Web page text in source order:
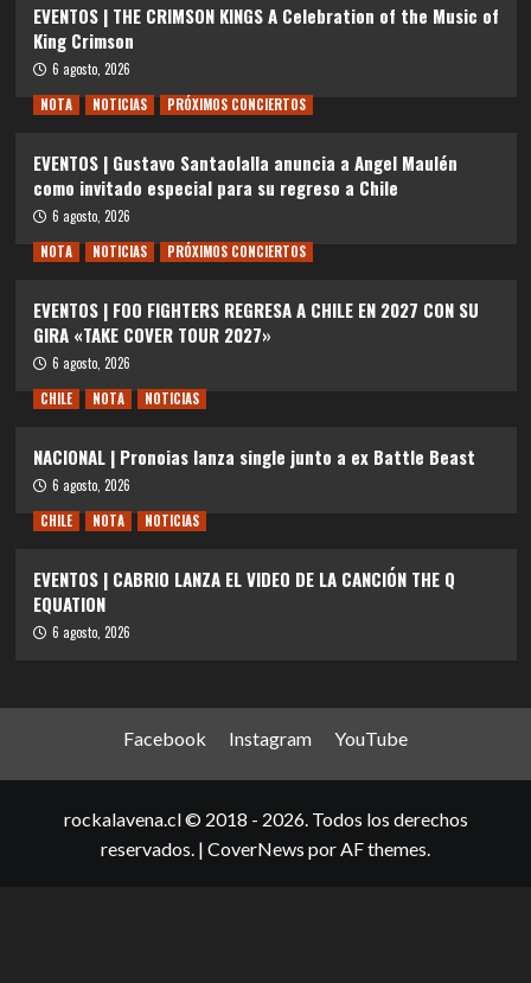
EVENTOS | THE CRIMSON KINGS A Celebration of the Music of
King Crimson
6 agosto, 2026
NOTA
NOTICIAS PRÓXIMOS CONCIERTOS
EVENTOS | Gustavo Santaolalla anuncia a Angel Maulén
como invitado especial para su regreso a Chile
6 agosto, 2026
NOTA
NOTICIAS PRÓXIMOS CONCIERTOS
EVENTOS | FOO FIGHTERS REGRESA A CHILE EN 2027 CON SU
GIRA «TAKE COVER TOUR 2027»
6 agosto, 2026
CHILE
NOTA NOTICIAS
NACIONAL | Pronoias lanza single junto a ex Battle Beast
6 agosto, 2026
CHILE
NOTA NOTICIAS
EVENTOS | CABRIO LANZA EL VIDEO DE LA CANCIÓN THE Q
EQUATION
6 agosto, 2026
Facebook Instagram YouTube
rockalavena.cl © 2018 - 2026. Todos los derechos
reservados. | CoverNews por AF themes.